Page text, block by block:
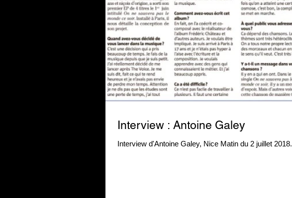
Interview : Antoine Galey
Interview d'Antoine Galey, Nice Matin du 2 juillet 2018.